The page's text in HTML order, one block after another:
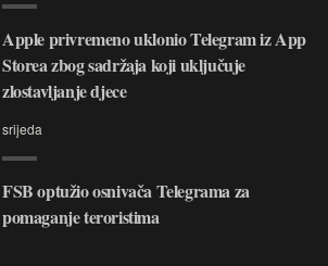
Apple privremeno uklonio Telegram iz App
Storea zbog sadržaja koji uključuje
zlostavljanje djece
srijeda
FSB optužio osnivača Telegrama za
pomaganje teroristima